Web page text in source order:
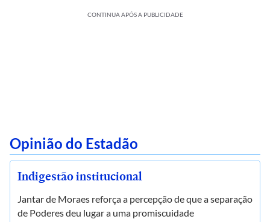
CONTINUA APÓS A PUBLICIDADE
Opinião do Estadão
Indigestão institucional
Jantar de Moraes reforça a percepção de que a separação
de Poderes deu lugar a uma promiscuidade